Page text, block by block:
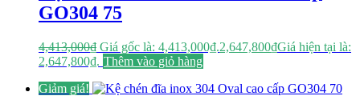
GO304 75
4,413,000₫ Giá gốc là: 4,413,000₫.2,647,800₫Giá hiện tại là:
2,647,800₫. Thêm vào giỏ hàng
Giảm giá!